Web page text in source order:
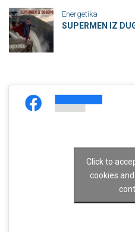
Energetika
SUPERMEN IZ
Click to
cookies